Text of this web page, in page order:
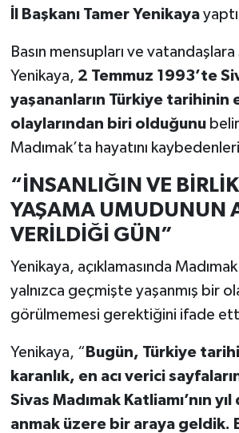
İl Başkanı Tamer Yenikaya
Basın mensupları ve
Yenikaya, 2 Temmuz 1993’te
yaşananların Türkiye tarihinin
olaylarından biri olduğunu
Madımak’ta hayatını
“İNSANLIĞIN VE
YAŞAMA UMUDUNUN
VERİLDİĞİ GÜN”
Yenikaya, açıklamasında Madımak
yalnızca geçmişte yaşanmış bir
görülmemesi gerektiğini ifade
Yenikaya, “ Bugün, Türkiye
karanlık, en acı verici
Sivas Madımak Katliamı’nın
anmak üzere bir araya geldik.
Spor
Teknoloji
Vasıta
Vefat Haberleri
Yaşam